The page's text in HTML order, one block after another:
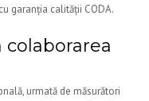
garanția calității CODA.
colaborarea
urmată de măsurători